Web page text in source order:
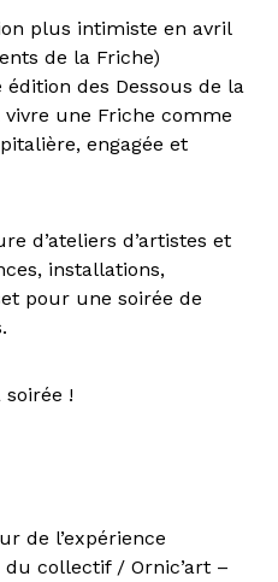
plus intimiste en avril
de la Friche)
des Dessous de la
une Friche comme
engagée et
d’ateliers d’artistes et
installations,
pour une soirée de
!
de l’expérience
collectif / Ornic’art –